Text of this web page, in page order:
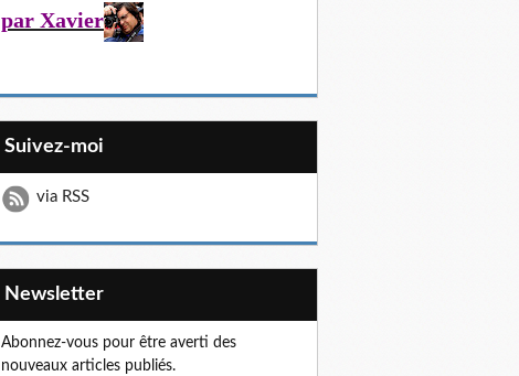
par Xavier
Suivez-moi
via RSS
Newsletter
Abonnez-vous pour être averti des
nouveaux articles publiés.